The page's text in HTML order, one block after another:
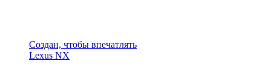
Создан, чтобы впечатлять
Lexus NX